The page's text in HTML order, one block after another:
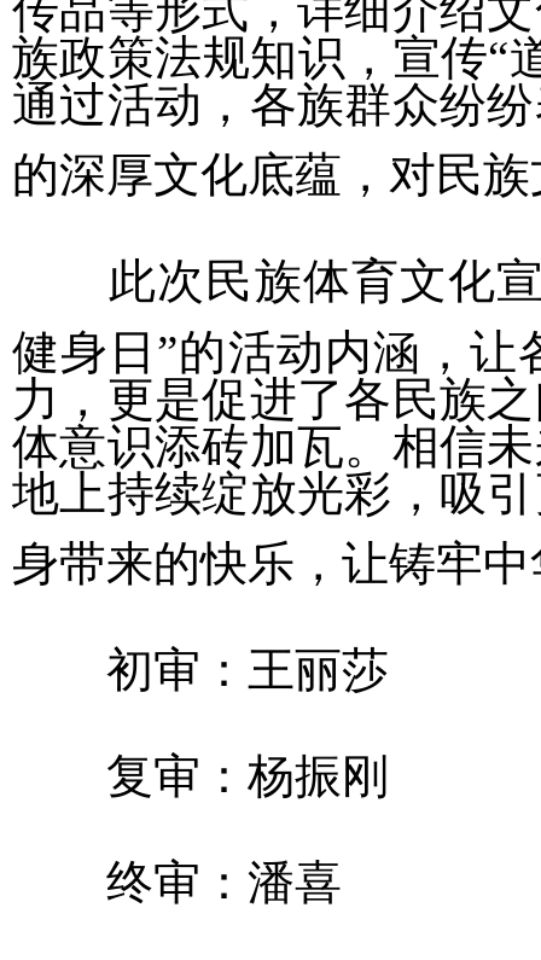
传品等形式，详细介绍
族政策法规知识，宣传“
通过活动，各族群众纷
的深厚文化底蕴，对民
此次民族体育文化
健身日”的活动内涵，
力，更是促进了各民族
体意识添砖加瓦。相信
地上持续绽放光彩，吸
身带来的快乐，让铸牢
初审：王丽莎
复审：杨振刚
终审：潘喜